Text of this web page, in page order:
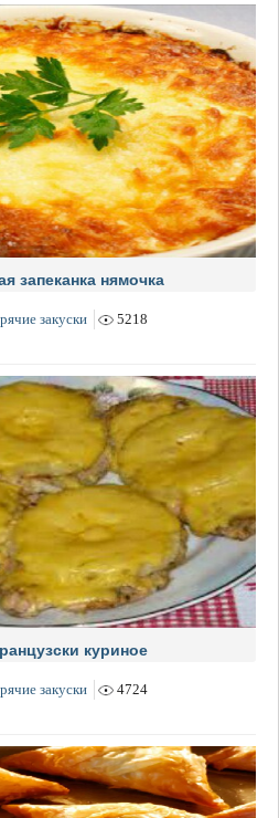
запеканка нямочка
закуски 5218
куриное
закуски 4724